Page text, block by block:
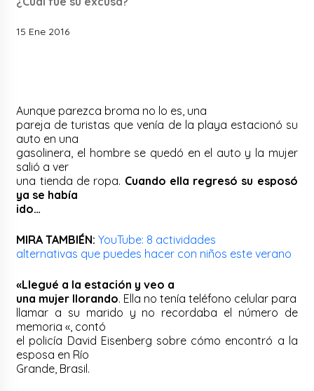
15 Ene 2016
Aunque parezca broma no lo es, una
pareja de turistas que venía de la playa estacionó su
auto en una
gasolinera, el hombre se quedó en el auto y la mujer
salió a ver
una tienda de ropa. Cuando ella regresó su esposó
ya se había
ido…
MIRA TAMBIÉN: YouTube: 8 actividades
alternativas que puedes hacer con niños este verano
«Llegué a la estación y veo a
una mujer llorando. Ella no tenía teléfono celular para
llamar a su marido y no recordaba el número de
memoria «, contó
el policía David Eisenberg sobre cómo encontró a la
esposa en Río
Grande, Brasil.